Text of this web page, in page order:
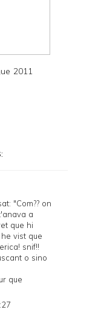
2011
"Com?? on
a
que hi
vist que
snif!!
o sino
que